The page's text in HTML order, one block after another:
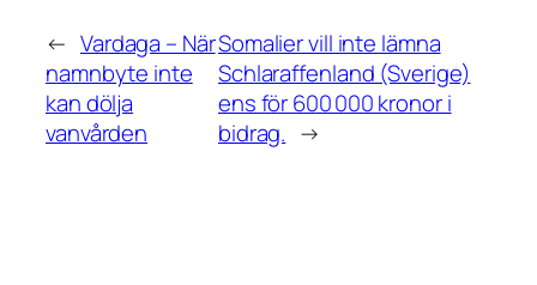
← Vardaga – När
namnbyte inte
kan dölja
vanvården
Somalier vill inte lämna
Schlaraffenland (Sverige)
ens för 600 000 kronor i
bidrag. →